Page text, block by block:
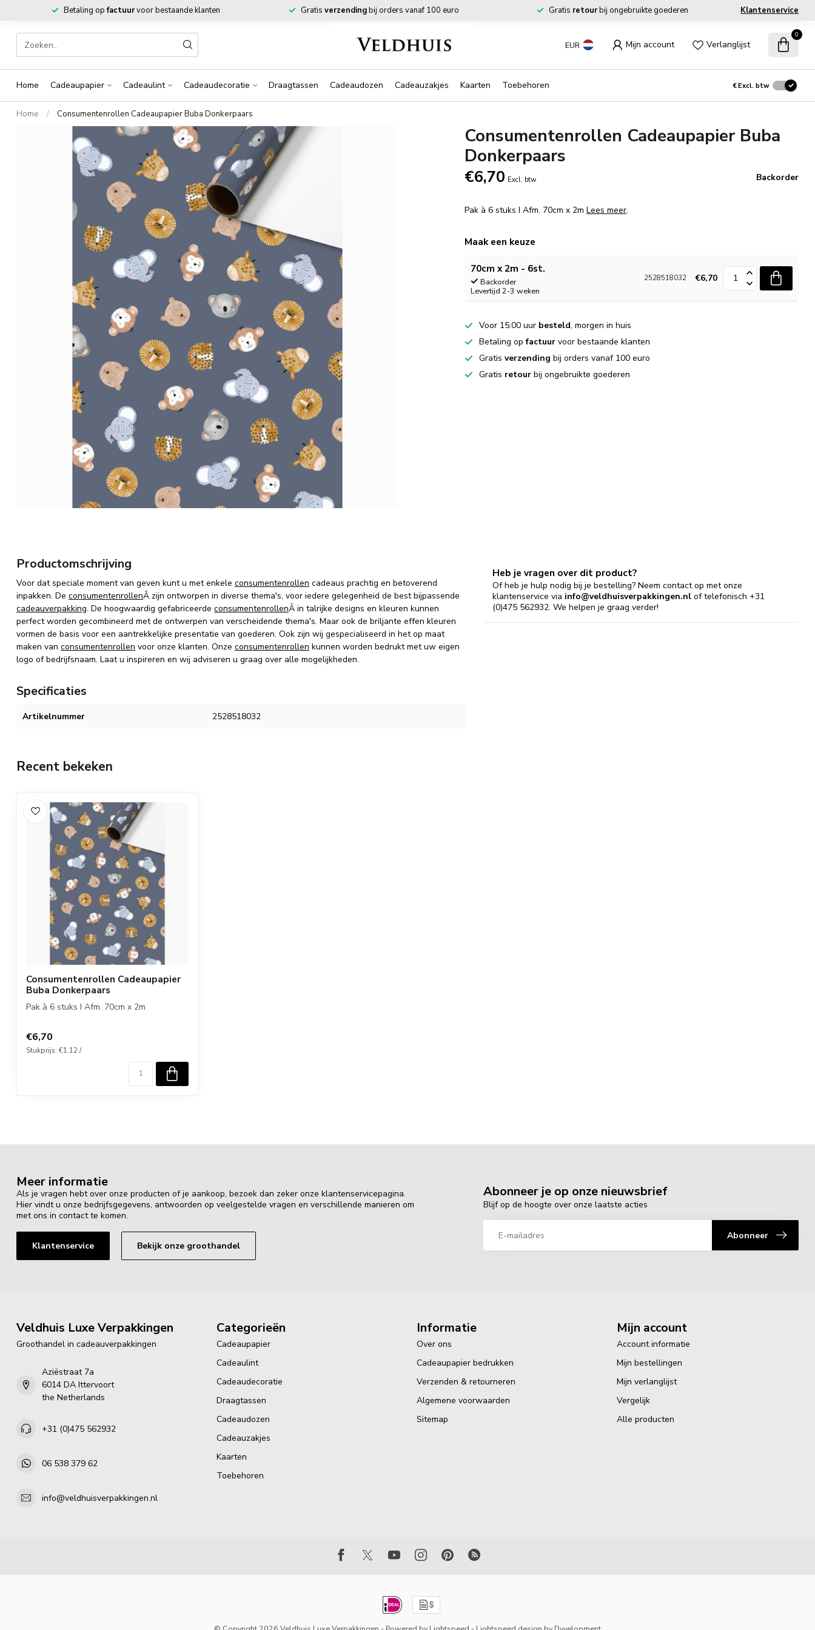
Betaling opfactuurvoor bestaande klanten Gratis verzendingbij orders vanaf 100 euro Gratis retourbij ongebruikte goederen Klantenservice
EUR Mijn account Verlanglijst
0
Home Cadeaupapier Cadeaulint Cadeaudecoratie Draagtassen Cadeaudozen Cadeauzakjes Kaarten Toebehoren €Excl. btw
Home / Consumentenrollen Cadeaupapier Buba Donkerpaars
Consumentenrollen Cadeaupapier Buba
Donkerpaars
€6,70 Excl. btw Backorder
Pak à 6 stuks I Afm. 70cm x 2mLees meer.
Maak een keuze
70cm x 2m - 6st.
Backorder
Levertijd 2-3 weken
2528518032 €6,70
Voor 15:00 uur besteld, morgen in huis
Betaling opfactuur voor bestaande klanten
Gratisverzending bij orders vanaf 100 euro
Gratis retour bij ongebruikte goederen
Productomschrijving
Voor dat speciale moment van geven kunt u met enkele consumentenrollen cadeaus prachtig en betoverend
inpakken. De consumentenrollenÂ zijn ontworpen in diverse thema's, voor iedere gelegenheid de best bijpassende
cadeauverpakking. De hoogwaardig gefabriceerde consumentenrollenÂ in talrijke designs en kleuren kunnen
perfect worden gecombineerd met de ontwerpen van verscheidende thema's. Maar ook de briljante effen kleuren
vormen de basis voor een aantrekkelijke presentatie van goederen. Ook zijn wij gespecialiseerd in het op maat
maken van consumentenrollen voor onze klanten. Onze consumentenrollen kunnen worden bedrukt met uw eigen
logo of bedrijfsnaam. Laat u inspireren en wij adviseren u graag over alle mogelijkheden.
Specificaties
Artikelnummer 2528518032
Heb je vragen over dit product?
Of heb je hulp nodig bij je bestelling? Neem contact op met onze
klantenservice via info@veldhuisverpakkingen.nl of telefonisch +31
(0)475 562932. We helpen je graag verder!
Recent bekeken
Consumentenrollen Cadeaupapier
Buba Donkerpaars
Pak à 6 stuks I Afm. 70cm x 2m
€6,70
Stukprijs: €1,12 /
Meer informatie
Als je vragen hebt over onze producten of je aankoop, bezoek dan zeker onze klantenservicepagina.
Hier vindt u onze bedrijfsgegevens, antwoorden op veelgestelde vragen en verschillende manieren om
met ons in contact te komen.
Klantenservice Bekijk onze groothandel
Abonneer je op onze nieuwsbrief
Blijf op de hoogte over onze laatste acties
Abonneer
Veldhuis Luxe Verpakkingen
Groothandel in cadeauverpakkingen
Aziëstraat 7a
6014 DA Ittervoort
the Netherlands
+31 (0)475 562932
06 538 379 62
info@veldhuisverpakkingen.nl
Categorieën
Cadeaupapier
Cadeaulint
Cadeaudecoratie
Draagtassen
Cadeaudozen
Cadeauzakjes
Kaarten
Toebehoren
Informatie
Over ons
Cadeaupapier bedrukken
Verzenden & retourneren
Algemene voorwaarden
Sitemap
Mijn account
Account informatie
Mijn bestellingen
Mijn verlanglijst
Vergelijk
Alle producten